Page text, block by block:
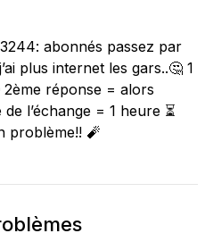
abonnés passez par
plus internet les gars..🤔 1
réponse = alors
l’échange = 1 heure ⏳
problème!! 🧨